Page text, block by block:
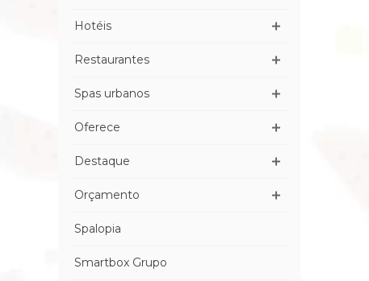
Hotéis
Restaurantes
Spas urbanos
Oferece
Destaque
Orçamento
Spalopia
Smartbox Grupo